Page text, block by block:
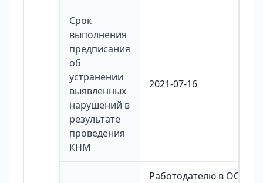
Срок
выполнения
предписания
об
устранении
выявленных
нарушений в
результате
проведения
КНМ
2021-07-16
Работодателю в ООО